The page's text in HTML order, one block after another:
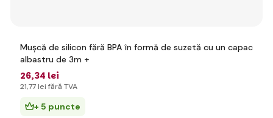
Mușcă de silicon fără BPA în formă de suzetă cu un capac
albastru de 3m +
26,34 lei
21,77 lei fără TVA
+ 5 puncte